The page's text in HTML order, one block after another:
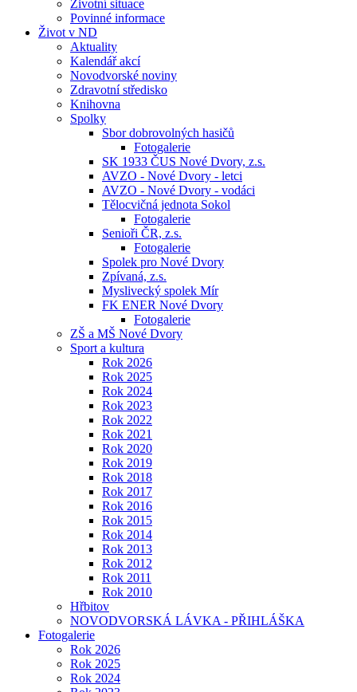
Životní situace
Povinné informace
Život v ND
Aktuality
Kalendář akcí
Novodvorské noviny
Zdravotní středisko
Knihovna
Spolky
Sbor dobrovolných hasičů
Fotogalerie
SK 1933 ČUS Nové Dvory, z.s.
AVZO - Nové Dvory - letci
AVZO - Nové Dvory - vodáci
Tělocvičná jednota Sokol
Fotogalerie
Senioři ČR, z.s.
Fotogalerie
Spolek pro Nové Dvory
Zpívaná, z.s.
Myslivecký spolek Mír
FK ENER Nové Dvory
Fotogalerie
ZŠ a MŠ Nové Dvory
Sport a kultura
Rok 2026
Rok 2025
Rok 2024
Rok 2023
Rok 2022
Rok 2021
Rok 2020
Rok 2019
Rok 2018
Rok 2017
Rok 2016
Rok 2015
Rok 2014
Rok 2013
Rok 2012
Rok 2011
Rok 2010
Hřbitov
NOVODVORSKÁ LÁVKA - PŘIHLÁŠKA
Fotogalerie
Rok 2026
Rok 2025
Rok 2024